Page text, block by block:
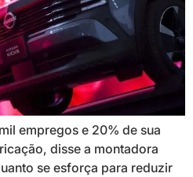
empregos e 20% de sua
disse a montadora
se esforça para reduzir